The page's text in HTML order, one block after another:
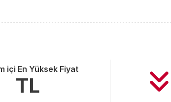
içi En Yüksek Fiyat
TL